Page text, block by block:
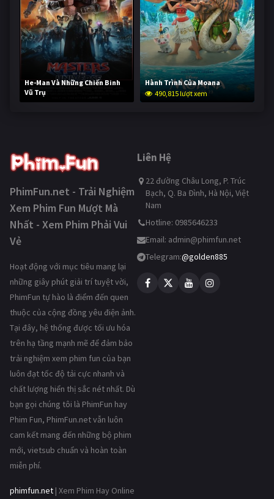
He-Man Và Những Chiến Binh
Vũ Trụ
239,556 lượt xem
Hành Trình Của Moana
490,815 lượt xem
PhimFun.net - Trải Nghiệm
Xem Phim Fun Mượt Mà
Nhất - Xem Phim Phải Vui
Vẻ
Hoạt động với mục tiêu mang lại
những giây phút giải trí tuyệt vời,
PhimFun tự hào là điểm đến quen
thuộc của cộng đồng yêu điện ảnh.
Tại đây, hệ thống được tối ưu hóa
trên hạ tầng mạnh mẽ để đảm bảo
trải nghiệm xem phim fun của bạn
luôn đạt tốc độ tải cực nhanh và
chất lượng hiển thị sắc nét nhất. Dù
bạn gọi chúng tôi là PhimFun hay
Phim Fun, PhimFun.net vẫn luôn
cam kết mang đến những bộ phim
mới, vietsub chuẩn và hoàn toàn
miễn phí.
phimfun.net | Xem Phim Hay Online
Liên Hệ
22 đường Châu Long, P. Trúc
Bạch, Q. Ba Đình, Hà Nội, Việt
Nam
Hotline: 0985646233
Email: admin@phimfun.net
Telegram:@golden885